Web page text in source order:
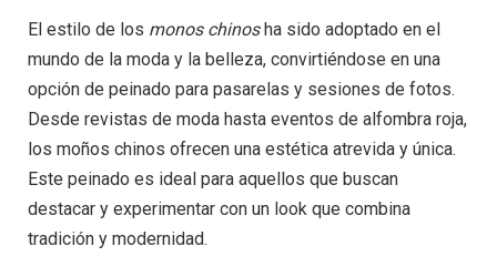
El estilo de los monos chinosha sido adoptado en el
mundo de la moda y la belleza, convirtiéndose en una
opción de peinado para pasarelas y sesiones de fotos.
Desde revistas de moda hasta eventos de alfombra roja,
los moños chinos ofrecen una estética atrevida y única.
Este peinado es ideal para aquellos que buscan
destacar y experimentar con un look que combina
tradición y modernidad.